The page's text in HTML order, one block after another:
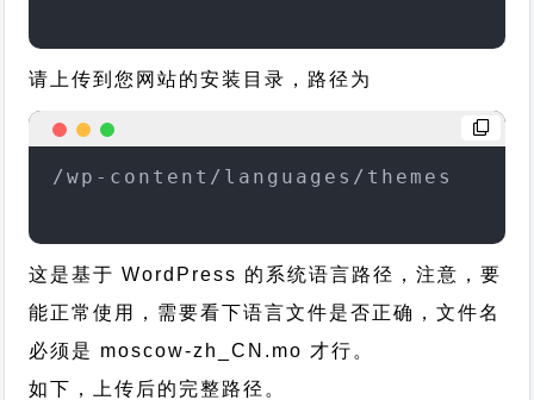
请上传到您网站的安装目录，路径为
/wp-content/languages/themes
这是基于 WordPress 的系统语言路径，注意，要
能正常使用，需要看下语言文件是否正确，文件名
必须是 moscow-zh_CN.mo 才行。
如下，上传后的完整路径。